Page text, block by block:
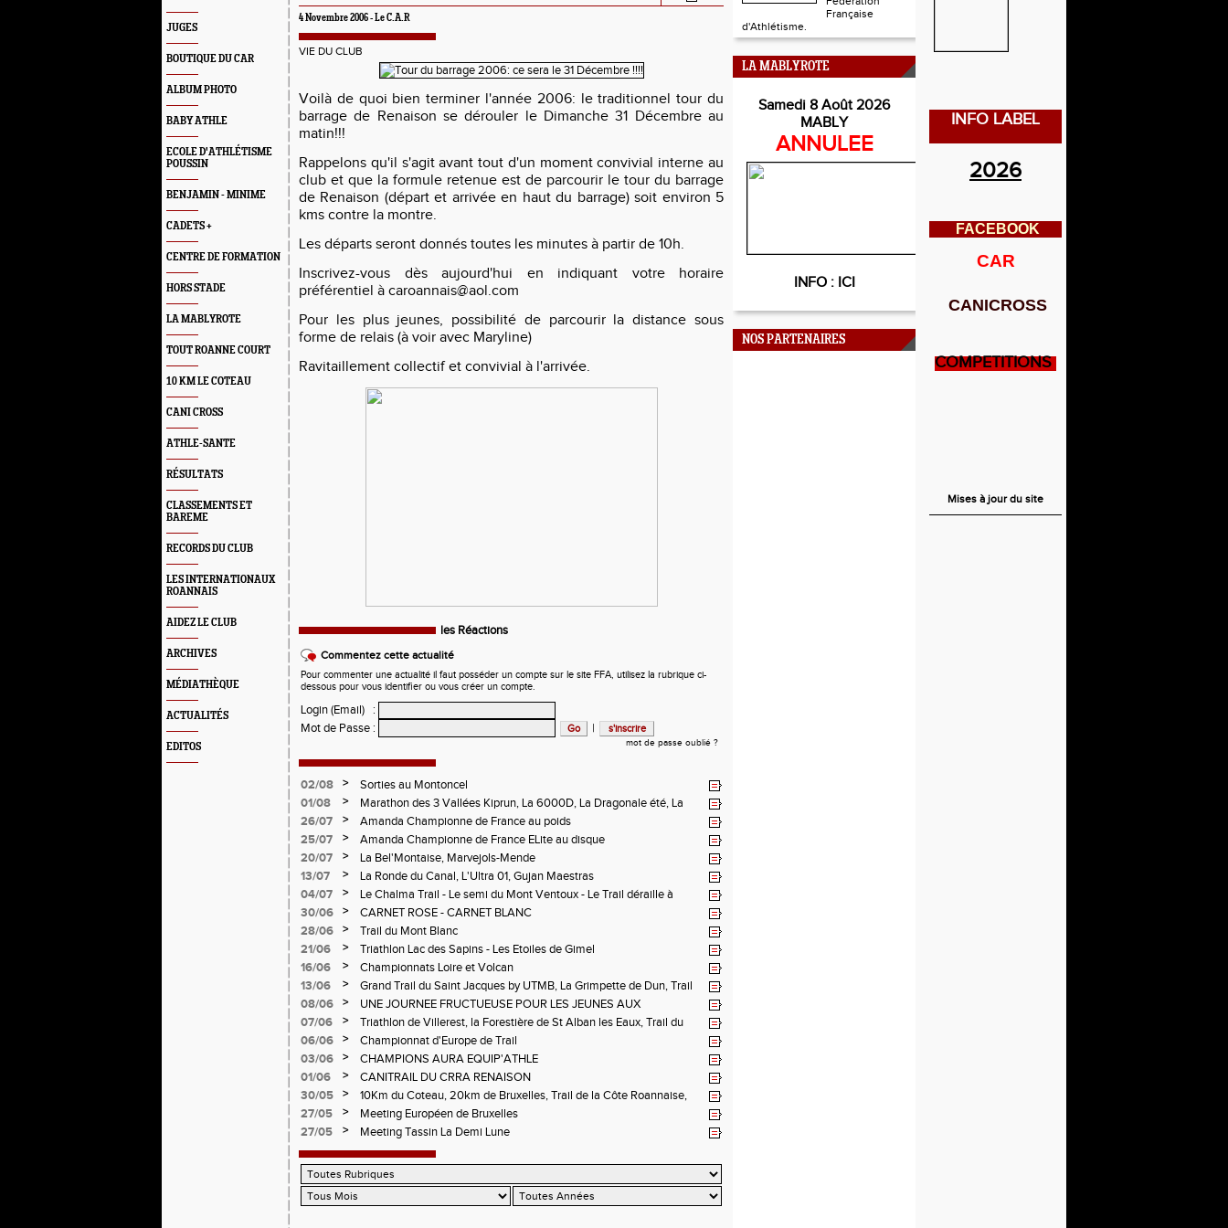
JUGES
BOUTIQUE DU CAR
ALBUM PHOTO
BABY ATHLE
ECOLE D'ATHLÉTISME
POUSSIN
BENJAMIN - MINIME
CADETS +
CENTRE DE FORMATION
HORS STADE
LA MABLYROTE
TOUT ROANNE COURT
10 KM LE COTEAU
CANI CROSS
ATHLE-SANTE
RÉSULTATS
CLASSEMENTS ET
BAREME
RECORDS DU CLUB
LES INTERNATIONAUX
ROANNAIS
AIDEZ LE CLUB
ARCHIVES
MÉDIATHÈQUE
ACTUALITÉS
EDITOS
4 Novembre 2006 -Le C.A.R
VIE DU CLUB
Voilà de quoi bien terminer l'année 2006: le traditionnel tour du
barrage de Renaison se dérouler le Dimanche 31 Décembre au
matin!!!
Rappelons qu'il s'agit avant tout d'un moment convivial interne au
club et que la formule retenue est de parcourir le tour du barrage
de Renaison (départ et arrivée en haut du barrage) soit environ 5
kms contre la montre.
Les départs seront donnés toutes les minutes à partir de 10h.
Inscrivez-vous dès aujourd'hui en indiquant votre horaire
préférentiel à caroannais@aol.com
Pour les plus jeunes, possibilité de parcourir la distance sous
forme de relais (à voir avec Maryline)
Ravitaillement collectif et convivial à l'arrivée.
les Réactions
Commentez cette actualité
Pour commenter une actualité il faut posséder un compte sur le site FFA, utilisez la rubrique ci-
dessous pour vous identifier ou vous créer un compte.
Login (Email)
:
Mot de Passe : |
mot de passe oublié ?
02/08 >
Sorties au Montoncel
01/08
>
Marathon des 3 Vallées Kiprun, La 6000D, La Dragonale été, La
Verticale d'Orcières, St Augustin
26/07 >
Amanda Championne de France au poids
25/07
>
Amanda Championne de France ELite au disque
20/07
>
La Bel'Montaise, Marvejols-Mende
13/07
>
La Ronde du Canal, L'Ultra 01, Gujan Maestras
04/07
>
Le Chalma Trail - Le semi du Mont Ventoux - Le Trail déraille à
Cublize - Les Passerelles de Monteynard - Triathlon de Vichy - Trail
Pralognon La Vanoise
30/06 >
CARNET ROSE - CARNET BLANC
28/06
>
Trail du Mont Blanc
21/06
>
Triathlon Lac des Sapins - Les Etoiles de Gimel
16/06
>
Championnats Loire et Volcan
13/06
>
Grand Trail du Saint Jacques by UTMB, La Grimpette de Dun, Trail
d'Andrézieux-Bouthéon
08/06 >
UNE JOURNEE FRUCTUEUSE POUR LES JEUNES AUX
CHAMPIONNATS DE LA LOIRE A ANDREZIEUX
07/06 >
Triathlon de Villerest, la Forestière de St Alban les Eaux, Trail du
Circuit de la Sure, Tour du Pays Roannais FSGT
06/06 >
Championnat d'Europe de Trail
03/06
>
CHAMPIONS AURA EQUIP'ATHLE
01/06
>
CANITRAIL DU CRRA RENAISON
30/05
>
10Km du Coteau, 20km de Bruxelles, Trail de la Côte Roannaise,
Pilatrail
27/05 >
Meeting Européen de Bruxelles
27/05
> Meeting Tassin La Demi Lune
Française
d'Athlétisme.
LA MABLYROTE
Samedi 8 Août 2026
MABLY
ANNULEE
INFO : ICI
NOS PARTENAIRES
INFO LABEL
2026
FACEBOOK
CAR
CANICROSS
COMPETITIONS
Mises à jour du site